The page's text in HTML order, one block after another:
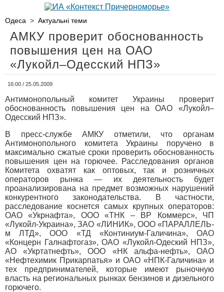
Одеса > Актуальні теми
АМКУ проверит обоснованность
повышения цен на ОАО
«Лукойл–Одесский НПЗ»
16:00 / 25.05.2009
Антимонопольный комитет Украины проверит
обоснованность повышения цен на ОАО «Лукойл–
Одесский НПЗ».
В пресс-службе АМКУ отметили, что органам
Антимонопольного комитета Украины поручено в
максимально сжатые сроки проверить обоснованность
повышения цен на горючее. Расследования органов
Комитета охватят как оптовых, так и розничных
операторов рынка — их деятельность будет
проанализирована на предмет возможных нарушений
конкурентного законодательства. В частности,
расследование коснется самых крупных операторов:
ОАО «Укрнафта», ООО «ТНК – ВР Коммерс», ЧП
«Лукойл-Украина», ЗАО «ЛИНИК», ООО «ПАРАЛЛЕЛЬ-
м ЛТД», ООО «ТД «Континиум-Галичина», ОАО
«Концерн Галнафтогаз», ОАО «Лукойл-Одеский НПЗ»,
АО «Укртатнефть», ООО «НК альфа-нефть», ОАО
«Нефтехимик Прикарпатья» и ОАО «НПК-Галичина» и
тех предпринимателей, которые имеют рыночную
власть на региональных рынках бензинов и дизельного
горючего.